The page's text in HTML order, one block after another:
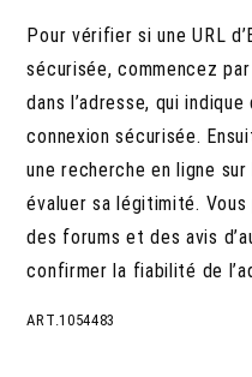
Pour vérifier si une URL
sécurisée, commencez
dans l’adresse, qui
connexion sécurisée.
une recherche en ligne
évaluer sa légitimité.
des forums et des avis
confirmer la fiabilité de
ART.1054483